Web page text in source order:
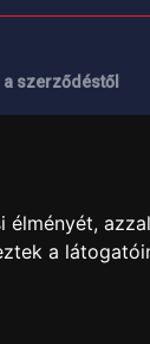
a
a szerződéstől
70 626 8400